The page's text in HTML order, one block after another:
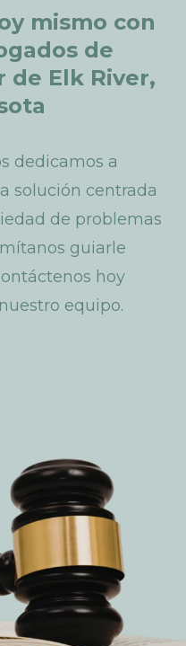
mismo con
de
de Elk River,
dedicamos a
solución centrada
de problemas
guiarle
hoy
equipo.